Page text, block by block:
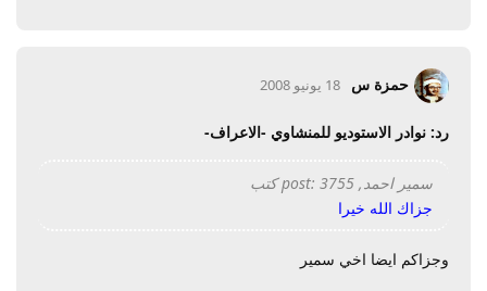
حمزة س 18 يونيو 2008
رد: نوادر الاستوديو للمنشاوي -الاعراف-
سمير احمد, post: 3755 كتب
جزاك الله خيرا
وجزاكم ايضا اخي سمير